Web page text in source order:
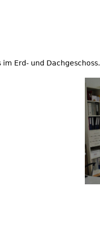
Erd- und Dachgeschoss.